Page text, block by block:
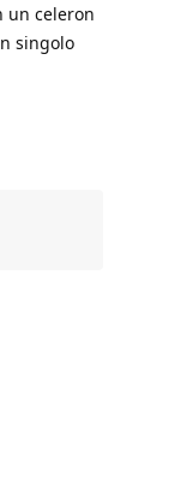
un celeron
singolo